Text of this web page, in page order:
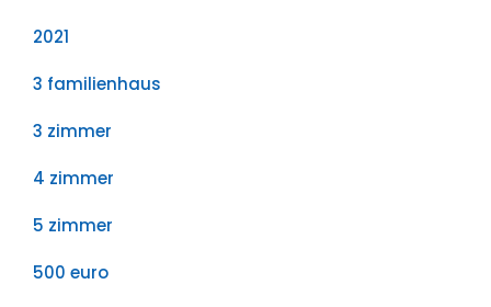
2021
3 familienhaus
3 zimmer
4 zimmer
5 zimmer
500 euro